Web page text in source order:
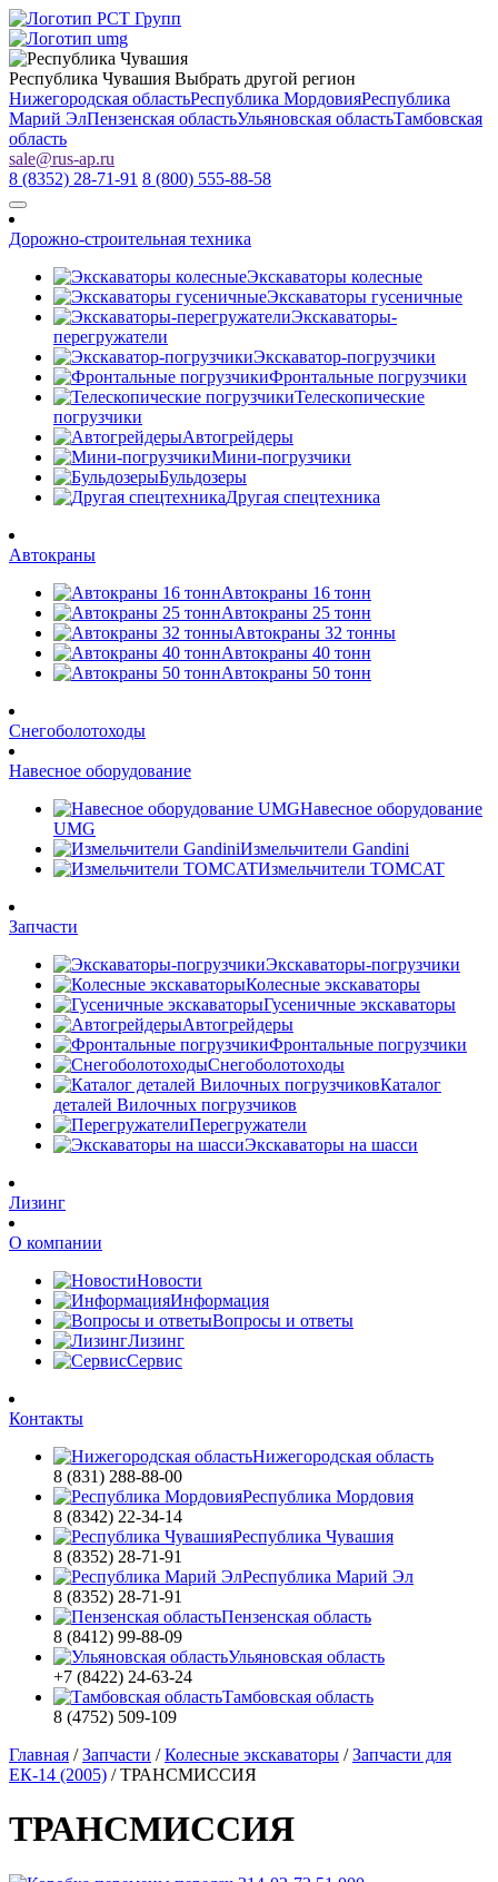
Республика Чувашия Выбрать другой регион
Нижегородская областьРеспублика МордовияРеспублика
Марий ЭлПензенская областьУльяновская областьТамбовская
область
sale@rus-ap.ru
8 (8352) 28-71-91 8 (800) 555-88-58
Дорожно-строительная техника
Экскаваторы колесные
Экскаваторы гусеничные
Экскаваторы-
перегружатели
Экскаватор-погрузчики
Фронтальные погрузчики
Телескопические
погрузчики
Автогрейдеры
Мини-погрузчики
Бульдозеры
Другая спецтехника
Автокраны
Автокраны 16 тонн
Автокраны 25 тонн
Автокраны 32 тонны
Автокраны 40 тонн
Автокраны 50 тонн
Снегоболотоходы
Навесное оборудование
Навесное оборудование
UMG
Измельчители Gandini
Измельчители TOMCAT
Запчасти
Экскаваторы-погрузчики
Колесные экскаваторы
Гусеничные экскаваторы
Автогрейдеры
Фронтальные погрузчики
Снегоболотоходы
Каталог
деталей Вилочных погрузчиков
Перегружатели
Экскаваторы на шасси
Лизинг
О компании
Новости
Информация
Вопросы и ответы
Лизинг
Сервис
Контакты
Нижегородская область
8 (831) 288-88-00
Республика Мордовия
8 (8342) 22-34-14
Республика Чувашия
8 (8352) 28-71-91
Республика Марий Эл
8 (8352) 28-71-91
Пензенская область
8 (8412) 99-88-09
Ульяновская область
+7 (8422) 24-63-24
Тамбовская область
8 (4752) 509-109
Главная /Запчасти /Колесные экскаваторы /Запчасти для
ЕК-14 (2005) /ТРАНСМИССИЯ
ТРАНСМИССИЯ